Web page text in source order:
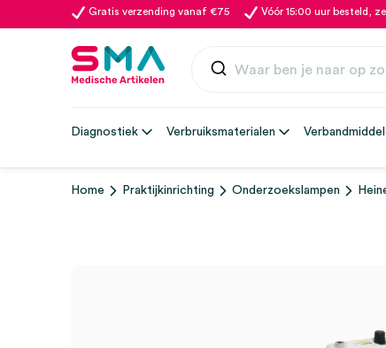
Gratis verzending vanaf €75 Vóór 15:00 uur besteld,
Diagnostiek Verbruiksmaterialen
Home Praktijkinrichting Onderzoekslampen